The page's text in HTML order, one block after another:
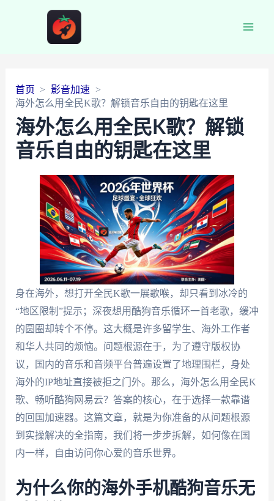
首页
影音加速
海外怎么用全民K歌？解锁音乐自由的钥匙在这里
海外怎么用全民K歌？解锁
音乐自由的钥匙在这里
身在海外，想打开全民K歌一展歌喉，却只看到冰冷的
“地区限制”提示；深夜想用酷狗音乐循环一首老歌，缓冲
的圆圈却转个不停。这大概是许多留学生、海外工作者
和华人共同的烦恼。问题根源在于，为了遵守版权协
议，国内的音乐和音频平台普遍设置了地理围栏，身处
海外的IP地址直接被拒之门外。那么，海外怎么用全民K
歌、畅听酷狗网易云？答案的核心，在于选择一款靠谱
的回国加速器。这篇文章，就是为你准备的从问题根源
到实操解决的全指南，我们将一步步拆解，如何像在国
内一样，自由访问你心爱的音乐世界。
为什么你的海外手机酷狗音乐无